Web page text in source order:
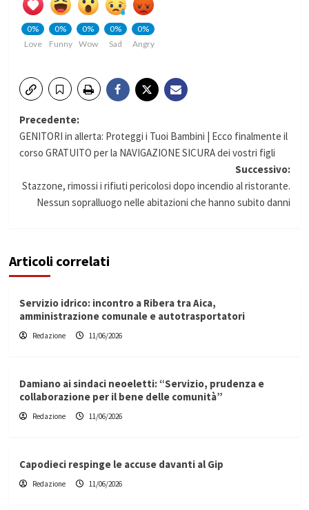
0%
Love
0%
Funny
0%
Wow
0%
Sad
0%
Angry
Navigazione
articolo
Precedente:
GENITORI in allerta: Proteggi i Tuoi Bambini | Ecco finalmente il
corso GRATUITO per la NAVIGAZIONE SICURA dei vostri figli
Successivo:
Stazzone, rimossi i rifiuti pericolosi dopo incendio al ristorante.
Nessun sopralluogo nelle abitazioni che hanno subito danni
Articoli correlati
Servizio idrico: incontro a Ribera tra Aica,
amministrazione comunale e autotrasportatori
Redazione 11/06/2026
Damiano ai sindaci neoeletti: “Servizio, prudenza e
collaborazione per il bene delle comunità”
Redazione 11/06/2026
Capodieci respinge le accuse davanti al Gip
Redazione 11/06/2026